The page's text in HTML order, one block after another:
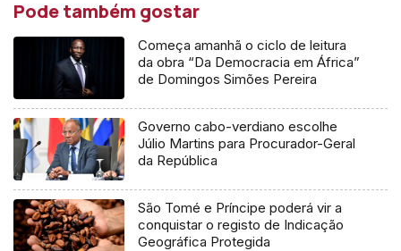
Pode também gostar
Começa amanhã o ciclo de leitura
da obra “Da Democracia em África”
de Domingos Simões Pereira
Governo cabo-verdiano escolhe
Júlio Martins para Procurador-Geral
da República
São Tomé e Príncipe poderá vir a
conquistar o registo de Indicação
Geográfica Protegida